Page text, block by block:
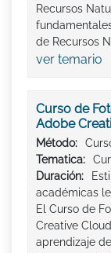
Recursos
de Recursos
ver temario
Curso de
Adobe
Método:
Tematica:
Duración:
académicas
El Curso de
Creative
aprendizaje